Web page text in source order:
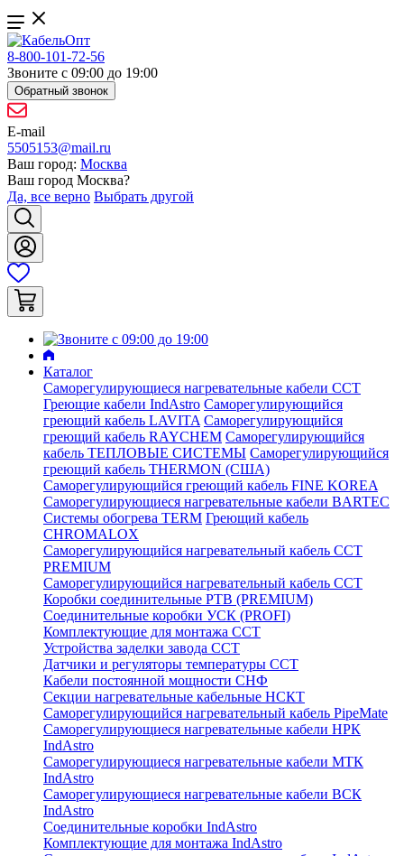
8-800-101-72-56
Звоните с 09:00 до 19:00
Обратный звонок
E-mail
5505153@mail.ru
Ваш город: Москва
Ваш город Москва?
Да, все верно Выбрать другой
Каталог
Саморегулирующиеся нагревательные кабели ССТ
Греющие кабели IndAstro Саморегулирующийся
греющий кабель LAVITA Саморегулирующийся
греющий кабель RAYCHEM Саморегулирующийся
кабель ТЕПЛОВЫЕ СИСТЕМЫ Саморегулирующийся
греющий кабель THERMON (США)
Саморегулирующийся греющий кабель FINE KOREA
Саморегулирующиеся нагревательные кабели BARTEC
Системы обогрева TERM Греющий кабель
CHROMALOX
Саморегулирующийся нагревательный кабель ССТ
PREMIUM
Саморегулирующийся нагревательный кабель ССТ
Коробки соединительные РТВ (PREMIUM)
Соединительные коробки УСК (PROFI)
Комплектующие для монтажа ССТ
Устройства заделки завода ССТ
Датчики и регуляторы температуры ССТ
Кабели постоянной мощности СНФ
Секции нагревательные кабельные НСКТ
Саморегулирующийся нагревательный кабель PipeMate
Саморегулирующиеся нагревательные кабели НРК
IndAstro
Саморегулирующиеся нагревательные кабели МТК
IndAstro
Саморегулирующиеся нагревательные кабели ВСК
IndAstro
Соединительные коробки IndAstro
Комплектующие для монтажа IndAstro